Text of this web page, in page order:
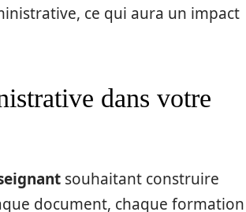
ce qui aura un impact
dans votre
souhaitant construire
document, chaque formation